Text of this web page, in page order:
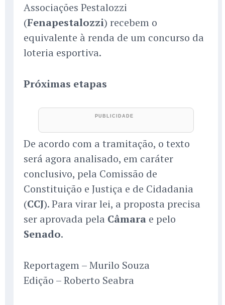
Associações Pestalozzi
(Fenapestalozzi) recebem o
equivalente à renda de um concurso da
loteria esportiva.
Próximas etapas
De acordo com a tramitação, o texto
será agora analisado, em caráter
conclusivo, pela Comissão de
Constituição e Justiça e de Cidadania
(CCJ). Para virar lei, a proposta precisa
ser aprovada pela Câmara e pelo
Senado.
Reportagem – Murilo Souza
Edição – Roberto Seabra